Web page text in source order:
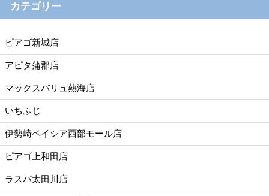
カテゴリー
ピアゴ新城店
アピタ蒲郡店
マックスバリュ熱海店
いちふじ
伊勢崎ベイシア西部モール店
ピアゴ上和田店
ラスパ太田川店